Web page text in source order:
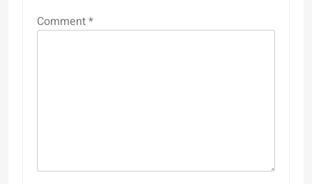
Comment*